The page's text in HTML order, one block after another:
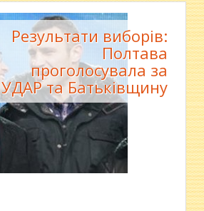
Результати виборів:
Полтава
проголосувала за
УДАР та Батьківщину